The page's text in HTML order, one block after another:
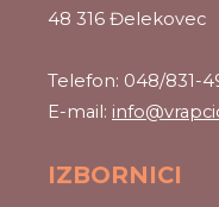
48 316 Đelekovec
Telefon: 048/831-
E-mail:
IZBORNICI